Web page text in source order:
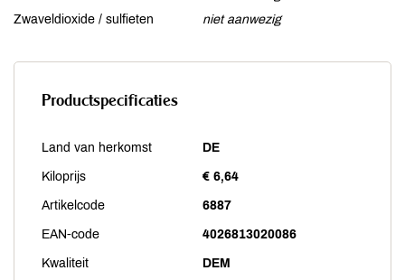
Zwaveldioxide / sulfieten
niet aanwezig
Productspecificaties
Land van herkomst DE
Kiloprijs € 6,64
Artikelcode 6887
EAN-code 4026813020086
Kwaliteit DEM